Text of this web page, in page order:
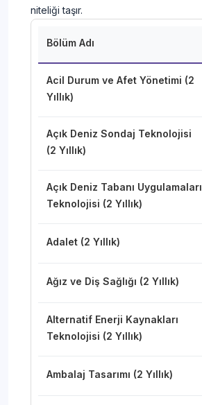
niteliği taşır.
Bölüm Adı
Acil Durum ve Afet Yönetimi (2
Yıllık)
Açık Deniz Sondaj Teknolojisi
(2 Yıllık)
Açık Deniz Tabanı Uygulamaları
Teknolojisi (2 Yıllık)
Adalet (2 Yıllık)
Ağız ve Diş Sağlığı (2 Yıllık)
Alternatif Enerji Kaynakları
Teknolojisi (2 Yıllık)
Ambalaj Tasarımı (2 Yıllık)